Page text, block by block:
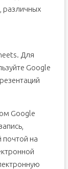
различных
Для
Google
Google
почтой на